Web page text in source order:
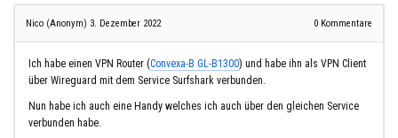
Nico (Anonym) 3. Dezember 2022 0 Kommentare
Ich habe einen VPN Router (Convexa-B GL-B1300) und habe ihn als VPN Client
über Wireguard mit dem Service Surfshark verbunden.
Nun habe ich auch eine Handy welches ich auch über den gleichen Service
verbunden habe.